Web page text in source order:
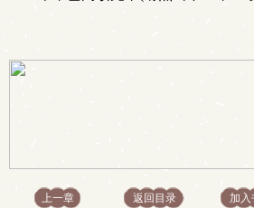
上一章 返回目录 加入